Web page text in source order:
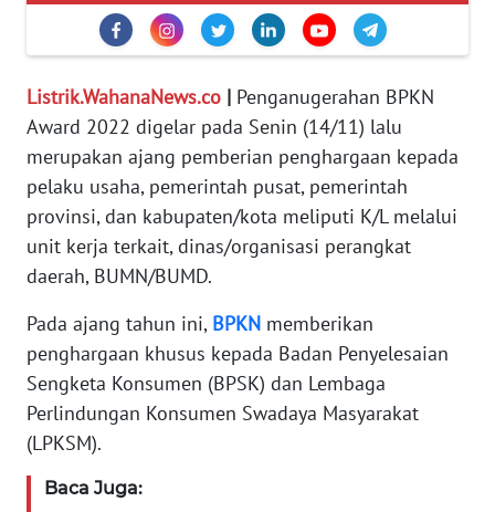
Listrik.WahanaNews.co | Penganugerahan BPKN
Award 2022 digelar pada Senin (14/11) lalu
merupakan ajang pemberian penghargaan kepada
pelaku usaha, pemerintah pusat, pemerintah
provinsi, dan kabupaten/kota meliputi K/L melalui
unit kerja terkait, dinas/organisasi perangkat
daerah, BUMN/BUMD.
Pada ajang tahun ini, BPKN memberikan
penghargaan khusus kepada Badan Penyelesaian
Sengketa Konsumen (BPSK) dan Lembaga
Perlindungan Konsumen Swadaya Masyarakat
(LPKSM).
Baca Juga:
MEDIA
REDAKSI
KARIR
DISCLAIMER
Wahana
News
WN
SUMUT
WN